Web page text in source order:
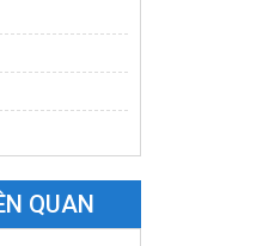
QUAN